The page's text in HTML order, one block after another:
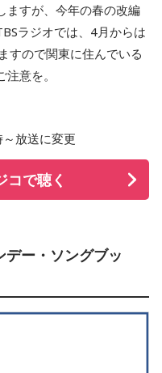
ますが、今年の春の改編
ラジオでは、4月からは
すので関東に住んでいる
意を。
放送に変更
コで聴く
ー・ソングブッ